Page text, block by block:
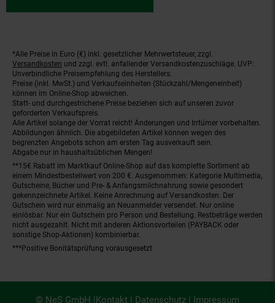
Fußnoten
*Alle Preise in Euro (€) inkl. gesetzlicher Mehrwertsteuer, zzgl.
Versandkosten und zzgl. evtl. anfallender Versandkostenzuschläge. UVP:
Unverbindliche Preisempfehlung des Herstellers.
Preise (inkl. MwSt.) und Verkaufseinheiten (Stückzahl/Mengeneinheit)
können im Online-Shop abweichen.
Statt- und durchgestrichene Preise beziehen sich auf unseren zuvor
geforderten Verkaufspreis.
Alle Artikel solange der Vorrat reicht! Änderungen und Irrtümer vorbehalten.
Abbildungen ähnlich. Die abgebildeten Artikel können wegen des
begrenzten Angebots schon am ersten Tag ausverkauft sein.
Abgabe nur in haushaltsüblichen Mengen!
**15€ Rabatt im Marktkauf Online-Shop auf das komplette Sortiment ab
einem Mindestbestellwert von 200 €. Ausgenommen: Kategorie Multimedia,
Gutscheine, Bücher und Pre- & Anfangsmilchnahrung sowie gesondert
gekennzeichnete Artikel. Keine Anrechnung auf Versandkosten. Der
Gutschein wird nur einmalig an Neuanmelder versendet. Nur online
einlösbar. Nur ein Gutschein pro Person und Bestellung. Restbeträge werden
nicht ausgezahlt. Nicht mit anderen Aktionsvorteilen (PAYBACK oder
sonstige Shop-Aktionen) kombinierbar.
***Positive Bonitätsprüfung vorausgesetzt
© NeS GmbH |Kontakt | Datenschutz | Impressum